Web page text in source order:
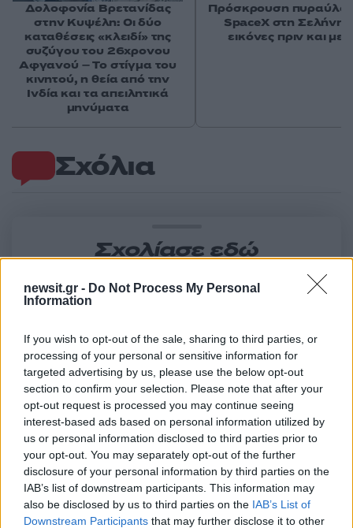
newsit.gr - Do Not Process My Personal
Information
If you wish to opt-out of the sale, sharing to third parties, or
processing of your personal or sensitive information for
targeted advertising by us, please use the below opt-out
section to confirm your selection. Please note that after your
opt-out request is processed you may continue seeing
interest-based ads based on personal information utilized by
us or personal information disclosed to third parties prior to
your opt-out. You may separately opt-out of the further
disclosure of your personal information by third parties on the
IAB’s list of downstream participants. This information may
also be disclosed by us to third parties on the IAB’s List of
Downstream Participants that may further disclose it to other
Σχόλια
Σχολίασε εδώ
2000 /2000
Υποβολή σχολίου
Όροι Χρήσης. Το site προστατεύεται από reCAPTCHA, ισχύουν
Πολιτική Απορρήτου&Όροι Χρήσηςτης Google.
Ελλάδα
ΚΟΡΟΝΟΪΟΣ
ΣΟΥΠΕΡ ΜΑΡΚΕΤ
Δολοφονία Βρετανίδας
στην Κυψέλη: Οι δύο
καταθέσεις «κλειδί» της
συζύγου του 26χρονου
Αφγανού – Το στίγμα του
κινητού, η θεία από την
Ινδία και τα απειλητικά
μηνύματα
Πρόσκρουση
SpaceX στη Σελήνη:
εικόνες πριν και